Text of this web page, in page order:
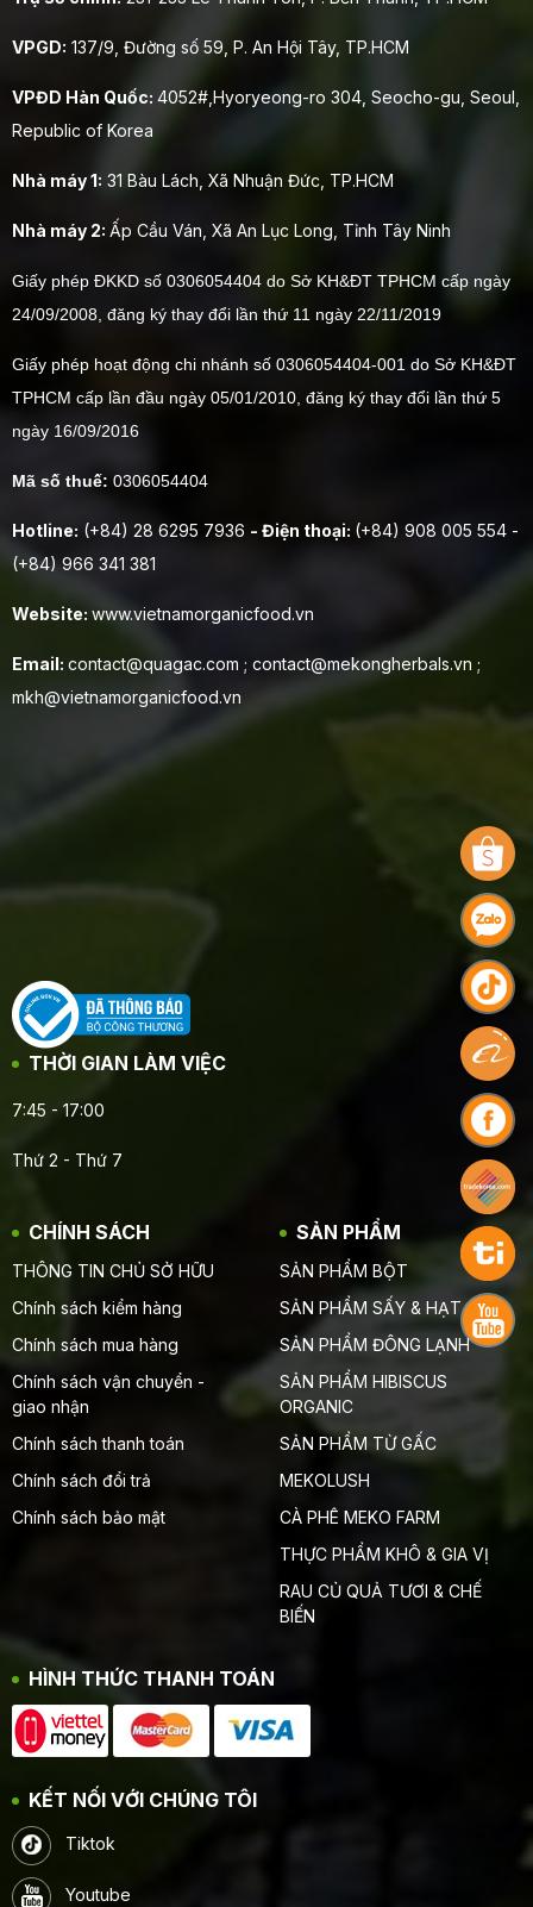
VPGD: 137/9, Đường số 59, P. An Hội Tây, TP.HCM
VPĐD Hàn Quốc: 4052#,Hyoryeong-ro 304, Seocho-gu, Seoul,
Republic of Korea
Nhà máy 1: 31 Bàu Lách, Xã Nhuận Đức, TP.HCM
Nhà máy 2: Ấp Cầu Ván, Xã An Lục Long, Tỉnh Tây Ninh
Giấy phép ĐKKD số 0306054404 do Sở KH&ĐT TPHCM cấp ngày
24/09/2008, đăng ký thay đổi lần thứ 11 ngày 22/11/2019
Giấy phép hoạt động chi nhánh số 0306054404-001 do Sở KH&ĐT
TPHCM cấp lần đầu ngày 05/01/2010, đăng ký thay đổi lần thứ 5
ngày 16/09/2016
Mã số thuế: 0306054404
Hotline: (+84) 28 6295 7936 - Điện thoại: (+84) 908 005 554 -
(+84) 966 341 381
Website: www.vietnamorganicfood.vn
Email: contact@quagac.com ; contact@mekongherbals.vn ;
mkh@vietnamorganicfood.vn
THỜI GIAN LÀM VIỆC
7:45 - 17:00
Thứ 2 - Thứ 7
CHÍNH SÁCH
THÔNG TIN CHỦ SỞ HỮU
Chính sách kiểm hàng
Chính sách mua hàng
Chính sách vận chuyển -
giao nhận
Chính sách thanh toán
Chính sách đổi trả
Chính sách bảo mật
SẢN PHẨM
SẢN PHẨM BỘT
SẢN PHẨM SẤY & HẠT
SẢN PHẨM ĐÔNG LẠNH
SẢN PHẨM HIBISCUS
ORGANIC
SẢN PHẨM TỪ GẤC
MEKOLUSH
CÀ PHÊ MEKO FARM
THỰC PHẨM KHÔ & GIA VỊ
RAU CỦ QUẢ TƯƠI & CHẾ
BIẾN
HÌNH THỨC THANH TOÁN
KẾT NỐI VỚI CHÚNG TÔI
Tiktok
Youtube